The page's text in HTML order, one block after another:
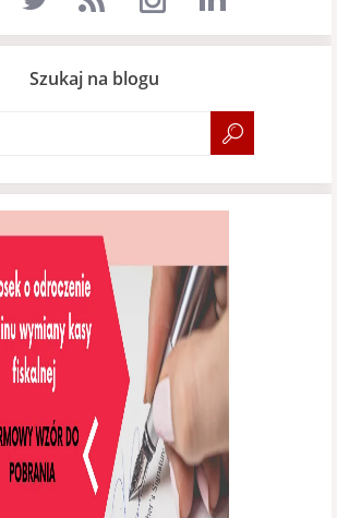
Szukaj na blogu